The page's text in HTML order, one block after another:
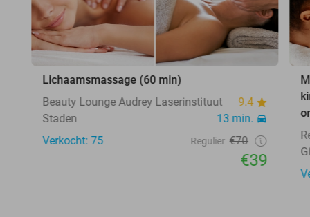
Lichaamsmassage (60 min)
Beauty Lounge Audrey Laserinstituut
9.4
Staden
13 min.
Verkocht: 75
Regulier €70
€39